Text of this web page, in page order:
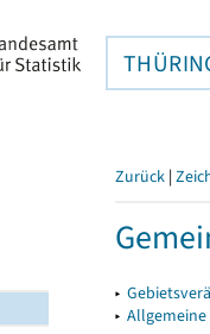
Zurück |
▸
▸